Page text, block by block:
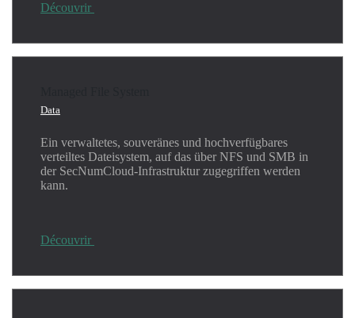
Découvrir
Data
Ein verwaltetes, souveränes und hochverfügbares
verteiltes Dateisystem, auf das über NFS und SMB in
der SecNumCloud-Infrastruktur zugegriffen werden
kann.
Découvrir